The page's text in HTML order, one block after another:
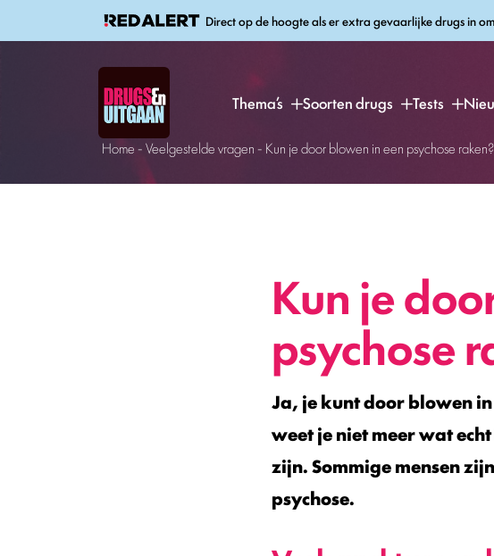
Direct op de hoogte als er extra gevaarlijke drugs in
Thema’s Soorten drugs Tests
Home-Veelgestelde vragen- Kun je door blowen in een psychose raken?
Kun je
psychose
Ja, je kunt door blowen in
weet je niet meer wat
zijn.Sommige mensen
psychose.